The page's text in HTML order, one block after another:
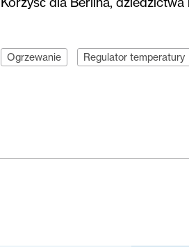
Ogrzewanie Regulator temperatury